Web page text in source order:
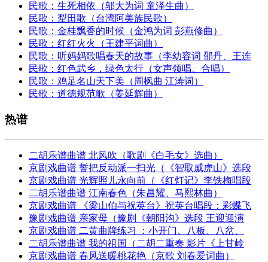
民歌：生死相依（邬大为词 童泽生曲）
民歌：犁田歌（台湾阿美族民歌）
民歌：金桂飘香的时候（金鸿为词 彭燕修曲）
民歌：红红火火（王建平词曲）
民歌：听妈妈歌唱春天的故事（李幼容词 邵丹、王连
民歌：红色武乡，绿色太行（女声领唱、合唱）
民歌：鸡足名山天下美（周枫曲 江涛词）
民歌：道德规范歌（姜延辉曲）
热谱
二胡乐谱曲谱 北风吹（歌剧《白毛女》选曲）
京剧戏曲谱 誓把反动派一扫光（《智取威虎山》选段
京剧戏曲谱 光辉照儿永向前（《红灯记》李铁梅唱段
二胡乐谱曲谱 江南春色（朱昌耀、马熙林曲）
京剧戏曲谱 《梁山伯与祝英台》祝英台唱段：彩蝶飞
豫剧戏曲谱 亲家母（豫剧《朝阳沟》选段 王迎迎演
京剧戏曲谱 二黄曲牌练习 ：小开门、八板、八岔、
二胡乐谱曲谱 我的祖国（二胡二重奏 影片《上甘岭
京剧戏曲谱 春风送暖桃花艳（京歌 刘春爱词曲）